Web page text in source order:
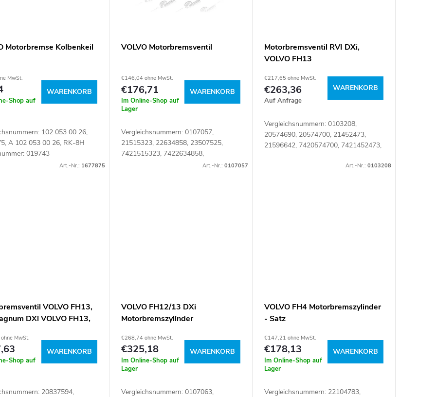
Motorbremse Kolbenkeil
MwSt.
Shop auf
WARENKORB
102 053 00 26,
A 102 053 00 26, RK-8H
019743
Art.-Nr.: 1677875
VOLVO Motorbremsventil
€146,04 ohne MwSt.
€176,71
Im Online-Shop auf
Lager
WARENKORB
Vergleichsnummern: 0107057,
21515323, 22634858, 23507525,
7421515323, 7422634858,
7423507525 Artikelnummer: 105960
Art.-Nr.: 0107057
Motorbremsventil RVI DXi,
VOLVO FH13
€217,65 ohne MwSt.
€263,36
Auf Anfrage
WARENKORB
Vergleichsnummern: 0103208,
20574690, 20574700, 21452473,
21596642, 7420574700, 7421452473,
Art.-Nr.: 0103208
VOLVO FH13,
DXi VOLVO FH13,
MwSt.
Shop auf
WARENKORB
20837594,
VOLVO FH12/13 DXi
Motorbremszylinder
€268,74 ohne MwSt.
€325,18
Im Online-Shop auf
Lager
WARENKORB
Vergleichsnummern: 0107063,
VOLVO FH4 Motorbremszylinder
- Satz
€147,21 ohne MwSt.
€178,13
Im Online-Shop auf
Lager
WARENKORB
Vergleichsnummern: 22104783,